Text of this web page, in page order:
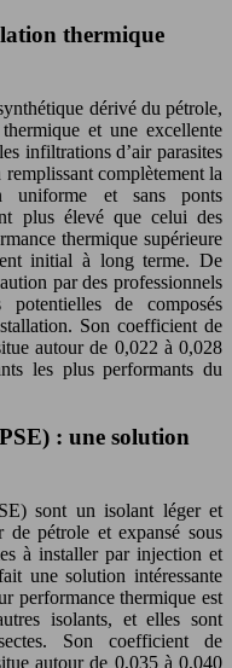
thermique
dérivé du pétrole,
et une excellente
infiltrations d’air parasites
complètement la
uniforme et sans ponts
plus élevé que celui des
thermique supérieure
initial à long terme. De
par des professionnels
de composés
Son coefficient de
autour de 0,022 à 0,028
les plus performants du
: une solution
sont un isolant léger et
de pétrole et expansé sous
à installer par injection et
une solution intéressante
performance thermique est
isolants, et elles sont
Son coefficient de
autour de 0,035 à 0,040